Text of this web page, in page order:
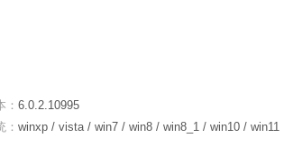
： 6.0.2.10995
： winxp / vista / win7 / win8 / win8_1 / win10 / win11